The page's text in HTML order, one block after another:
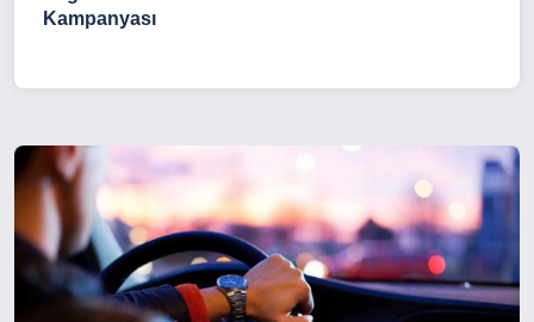
Kampanyası